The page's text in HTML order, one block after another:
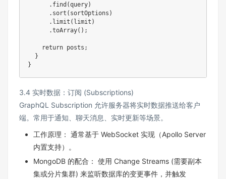
. find (query)
. sort ( sortOptions )
. limit ( limit )
.toArray( ) ;
return posts ;
}
}
3.4 实时数据：订阅 (Subscriptions)
GraphQL Subscription 允许服务器将实时数据推送给客户
端。常用于通知、聊天消息、实时更新等场景。
工作原理： 通常基于 WebSocket 实现（Apollo Server
内置支持）。
MongoDB 的配合： 使用 Change Streams (需要副本
集或分片集群) 来监听数据库的变更事件，并触发